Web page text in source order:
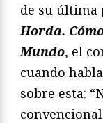
de su
Horda.
Mundo, el
cuando
sobre esta: